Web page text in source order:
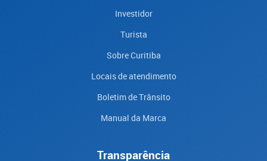
Investidor
Turista
Sobre Curitiba
Locais de atendimento
Boletim de Trânsito
Manual da Marca
Transparência